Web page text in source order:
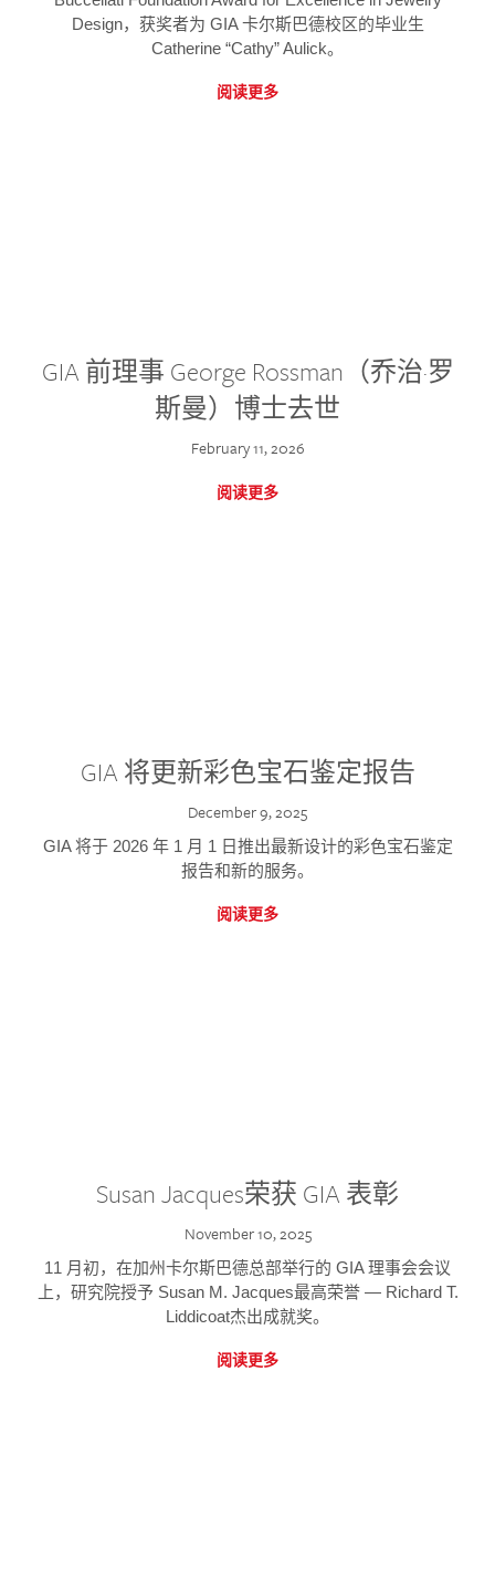
Design，获奖者为 GIA 卡尔斯巴德校区的毕业生
Catherine “Cathy” Aulick。
阅读更多
GIA 前理事 George Rossman（乔治·罗
斯曼）博士去世
February 11, 2026
阅读更多
GIA 将更新彩色宝石鉴定报告
December 9, 2025
GIA 将于 2026 年 1 月 1 日推出最新设计的彩色宝石鉴定
报告和新的服务。
阅读更多
Susan Jacques荣获 GIA 表彰
November 10, 2025
11 月初，在加州卡尔斯巴德总部举行的 GIA 理事会会议
上，研究院授予 Susan M. Jacques最高荣誉 — Richard T.
Liddicoat杰出成就奖。
阅读更多